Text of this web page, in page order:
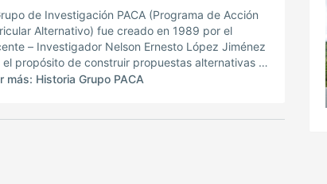
de Investigación PACA (Programa de Acción
Alternativo) fue creado en 1989 por el
– Investigador Nelson Ernesto López Jiménez
el propósito de construir propuestas alternativas a
en el campo de la educación. Fue
más: Historia Grupo PACA